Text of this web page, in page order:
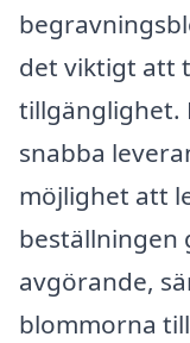
det viktigt att
tillgänglighet.
snabba
möjlighet att
beställningen
avgörande,
blommorna